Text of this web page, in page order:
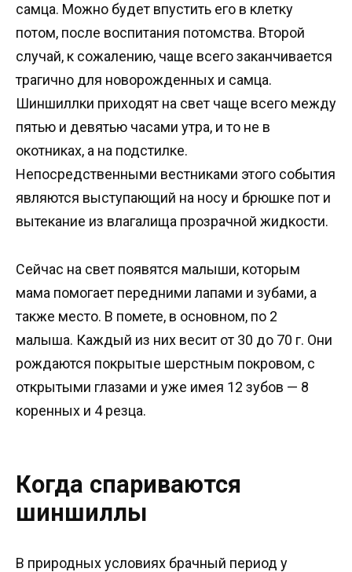
самца. Можно будет впустить его в клетку
потом, после воспитания потомства. Второй
случай, к сожалению, чаще всего заканчивается
трагично для новорожденных и самца.
Шиншиллки приходят на свет чаще всего между
пятью и девятью часами утра, и то не в
окотниках, а на подстилке.
Непосредственными вестниками этого события
являются выступающий на носу и брюшке пот и
вытекание из влагалища прозрачной жидкости.
Сейчас на свет появятся малыши, которым
мама помогает передними лапами и зубами, а
также место. В помете, в основном, по 2
малыша. Каждый из них весит от 30 до 70 г. Они
рождаются покрытые шерстным покровом, с
открытыми глазами и уже имея 12 зубов — 8
коренных и 4 резца.
Когда спариваются
шиншиллы
В природных условиях брачный период у